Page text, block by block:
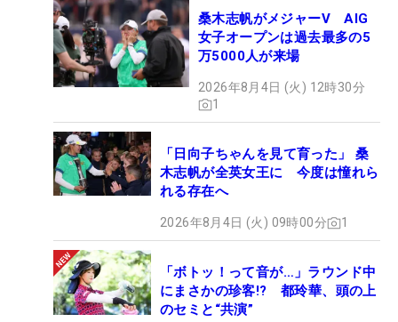
桑木志帆がメジャーV AIG
女子オープンは過去最多の5
万5000人が来場
2026年8月4日 (火) 12時30分
1
「日向子ちゃんを見て育った」 桑
木志帆が全英女王に 今度は憧れら
れる存在へ
2026年8月4日 (火) 09時00分 1
「ボトッ！って音が…」ラウンド中
にまさかの珍客!? 都玲華、頭の上
のセミと“共演”